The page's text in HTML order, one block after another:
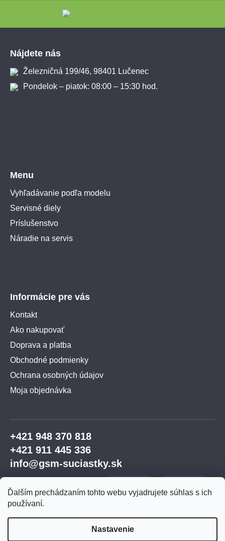
Ďalším prechádzaním tohto webu vyjadrujete súhlas s ich
používaní.
Nastavenie
Nájdete nás
Železničná 199/46, 98401 Lučenec
Pondelok – piatok: 08:00 – 15:30 hod.
Menu
Vyhľadávanie podľa modelu
Servisné diely
Príslušenstvo
Náradie na servis
Informácie pre vás
Kontakt
Ako nakupovať
Doprava a platba
Obchodné podmienky
Ochrana osobných údajov
Moja objednávka
+421 948 370 818
+421 911 445 336
info@gsm-suciastky.sk